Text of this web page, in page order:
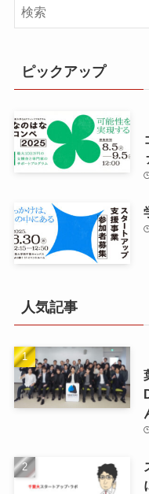
ピックアップ
人気記事